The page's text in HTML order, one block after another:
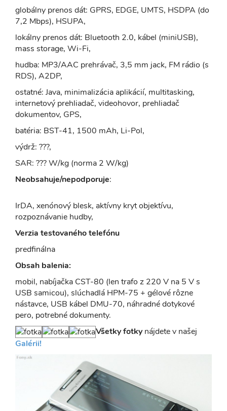
globálny prenos dát: GPRS, EDGE, UMTS, HSDPA (do
7,2 Mbps), HSUPA,
lokálny prenos dát: Bluetooth 2.0, kábel (miniUSB),
mass storage, Wi-Fi,
hudba: MP3/AAC prehrávač, 3,5 mm jack, FM rádio (s
RDS), A2DP,
ostatné: Java, minimalizácia aplikácií, multitasking,
internetový prehliadač, videohovor, prehliadač
dokumentov, GPS,
batéria: BST-41, 1500 mAh, Li-Pol,
výdrž: ???,
SAR: ??? W/kg (norma 2 W/kg)
Neobsahuje/nepodporuje:
IrDA, xenónový blesk, aktívny kryt objektívu,
rozpoznávanie hudby,
Verzia testovaného telefónu
predfinálna
Obsah balenia:
mobil, nabíjačka CST-80 (len trafo z 220 V na 5 V s
USB samicou), slúchadlá HPM-75 + gélové rôzne
nástavce, USB kábel DMU-70, náhradné dotykové
pero, potrebné dokumenty.
Všetky fotkynájdete v našej
Galérii!